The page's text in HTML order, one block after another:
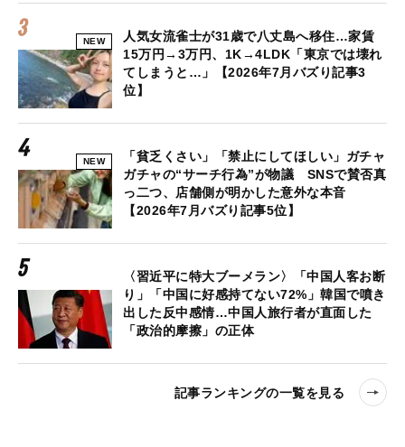
NEW
人気女流雀士が31歳で八丈島へ移住…家賃
15万円→3万円、1K→4LDK「東京では壊れ
てしまうと…」【2026年7月バズり記事3
位】
NEW
「貧乏くさい」「禁止にしてほしい」ガチャ
ガチャの“サーチ行為”が物議 SNSで賛否真
っ二つ、店舗側が明かした意外な本音
【2026年7月バズり記事5位】
〈習近平に特大ブーメラン〉「中国人客お断
り」「中国に好感持てない72%」韓国で噴き
出した反中感情…中国人旅行者が直面した
「政治的摩擦」の正体
記事ランキングの一覧を見る